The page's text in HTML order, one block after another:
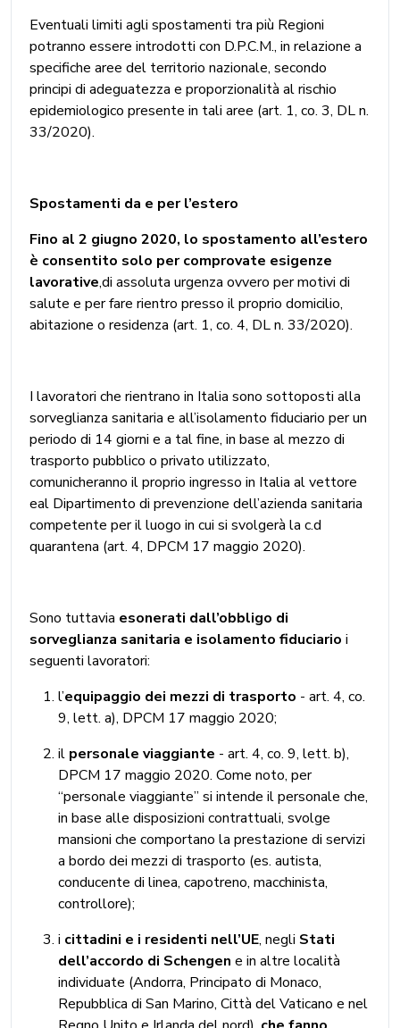
Eventuali limiti agli spostamenti tra più Regioni
potranno essere introdotti con D.P.C.M., in relazione a
specifiche aree del territorio nazionale, secondo
principi di adeguatezza e proporzionalità al rischio
epidemiologico presente in tali aree (art. 1, co. 3, DL n.
33/2020).
Spostamenti da e per l’estero
Fino al 2 giugno 2020, lo spostamento all’estero
è consentito solo per comprovate esigenze
lavorative,di assoluta urgenza ovvero per motivi di
salute e per fare rientro presso il proprio domicilio,
abitazione o residenza (art. 1, co. 4, DL n. 33/2020).
I lavoratori che rientrano in Italia sono sottoposti alla
sorveglianza sanitaria e all’isolamento fiduciario per un
periodo di 14 giorni e a tal fine, in base al mezzo di
trasporto pubblico o privato utilizzato,
comunicheranno il proprio ingresso in Italia al vettore
eal Dipartimento di prevenzione dell’azienda sanitaria
competente per il luogo in cui si svolgerà la c.d
quarantena (art. 4, DPCM 17 maggio 2020).
Sono tuttavia esonerati dall’obbligo di
sorveglianza sanitaria e isolamento fiduciario i
seguenti lavoratori:
l’equipaggio dei mezzi di trasporto - art. 4, co.
9, lett. a), DPCM 17 maggio 2020;
il personale viaggiante - art. 4, co. 9, lett. b),
DPCM 17 maggio 2020. Come noto, per
“personale viaggiante” si intende il personale che,
in base alle disposizioni contrattuali, svolge
mansioni che comportano la prestazione di servizi
a bordo dei mezzi di trasporto (es. autista,
conducente di linea, capotreno, macchinista,
controllore);
i cittadini e i residenti nell’UE, negli Stati
dell’accordo di Schengen e in altre località
individuate (Andorra, Principato di Monaco,
Repubblica di San Marino, Città del Vaticano e nel